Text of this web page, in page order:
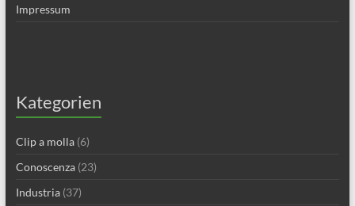
Impressum
Kategorien
Clip a molla(6)
Conoscenza(23)
Industria(37)